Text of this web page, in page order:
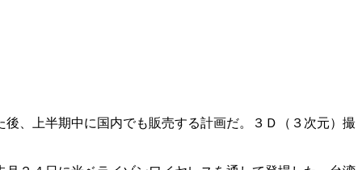
、上半期中に国内でも販売する計画だ。３Ｄ（３次元）撮